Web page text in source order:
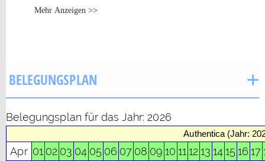
Mehr Anzeigen >>
BELEGUNGSPLAN
Belegungsplan für das Jahr: 2026
Authentica (Jahr:
Apr 01 02 03 04 05 06 07 08 09 10 11 12 13 14 15 16 17